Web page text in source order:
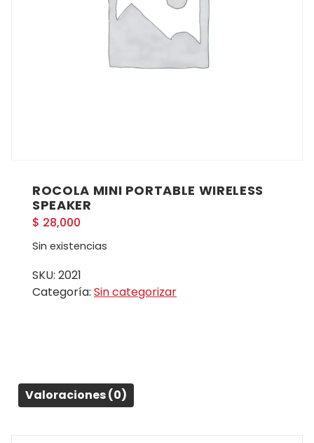
ROCOLA MINI PORTABLE WIRELESS
SPEAKER
$ 28,000
Sin existencias
SKU: 2021
Categoría: Sin categorizar
Valoraciones (0)